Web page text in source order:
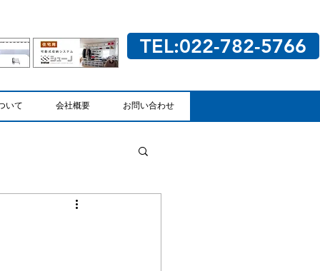
TEL:022-782-5766
いて 会社概要 お問い合わせ